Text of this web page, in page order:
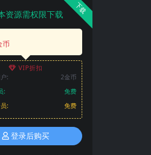
下载
资源需权限下载
币
VIP折扣
:
2金币
:
免费
:
免费
登录后购买